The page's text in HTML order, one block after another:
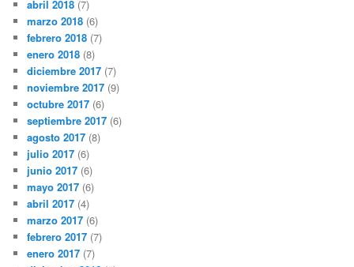
abril 2018 (7)
marzo 2018 (6)
febrero 2018 (7)
enero 2018 (8)
diciembre 2017 (7)
noviembre 2017 (9)
octubre 2017 (6)
septiembre 2017 (6)
agosto 2017 (8)
julio 2017 (6)
junio 2017 (6)
mayo 2017 (6)
abril 2017 (4)
marzo 2017 (6)
febrero 2017 (7)
enero 2017 (7)